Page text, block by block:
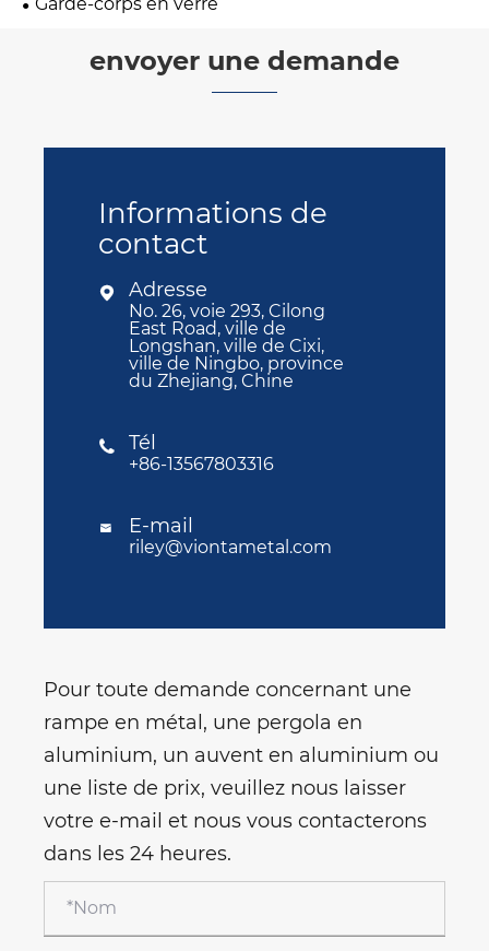
envoyer une demande
Informations de
contact
 Adresse
No. 26, voie 293, Cilong
East Road, ville de
Longshan, ville de Cixi,
ville de Ningbo, province
du Zhejiang, Chine
 Tél
+86-13567803316
 E-mail
riley@viontametal.com
Pour toute demande concernant une
rampe en métal, une pergola en
aluminium, un auvent en aluminium ou
une liste de prix, veuillez nous laisser
votre e-mail et nous vous contacterons
dans les 24 heures.